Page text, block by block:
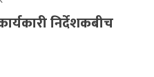
निर्देशकबीच